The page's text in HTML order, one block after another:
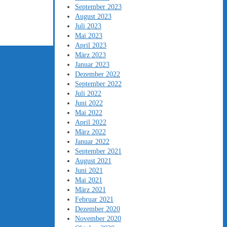
September 2023
August 2023
Juli 2023
Mai 2023
April 2023
März 2023
Januar 2023
Dezember 2022
September 2022
Juli 2022
Juni 2022
Mai 2022
April 2022
März 2022
Januar 2022
September 2021
August 2021
Juni 2021
Mai 2021
März 2021
Februar 2021
Dezember 2020
November 2020